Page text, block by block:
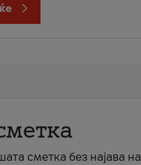
сметка без најава на